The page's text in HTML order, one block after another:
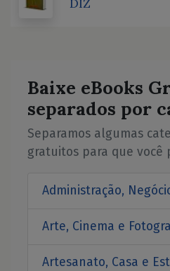
Baixe eBooks
separados por
Separamos algumas
gratuitos para que você
Administração,
Arte, Cinema e
Artesanato, Casa e